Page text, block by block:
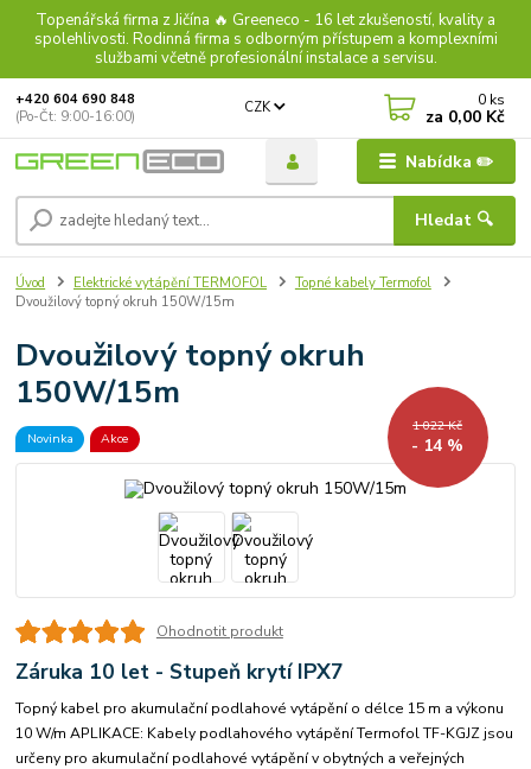
Topenářská firma z Jičína 🔥 Greeneco - 16 let zkušeností, kvality a
spolehlivosti. Rodinná firma s odborným přístupem a komplexními
službami včetně profesionální instalace a servisu.
Nabídka ✏️
CZK
Hledat 🔍
+420 604 690 848
(Po-Čt: 9:00-16:00)
0 ks
za 0,00 Kč
Úvod Elektrické vytápění TERMOFOL
Topné kabely Termofol
Dvoužilový topný okruh 150W/15m
Dvoužilový topný okruh
150W/15m
Novinka Akce
1 022 Kč
- 14 %
Ohodnotit produkt
Záruka 10 let - Stupeň krytí IPX7
Topný kabel pro akumulační podlahové vytápění o délce 15 m a výkonu
10 W/m APLIKACE: Kabely podlahového vytápění Termofol TF-KGJZ jsou
určeny pro akumulační podlahové vytápění v obytných a veřejných